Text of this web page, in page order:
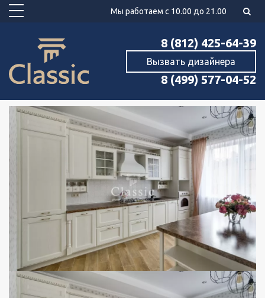
Мы работаем с 10.00 до 21.00
8 (812) 425-64-39
Вызвать дизайнера
8 (499) 577-04-52